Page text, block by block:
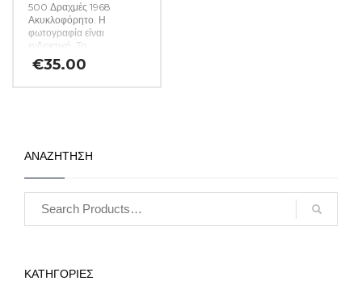
500 Δραχμές 1968
Ακυκλοφόρητο. Η
φωτογραφία είναι
ενδεικτική. Το
χαρτονόμισμα που θα σας
αποσταλεί θα είναι σε
€35.00
ΑΝΑΖΗΤΗΣΗ
ΚΑΤΗΓΟΡΙΕΣ